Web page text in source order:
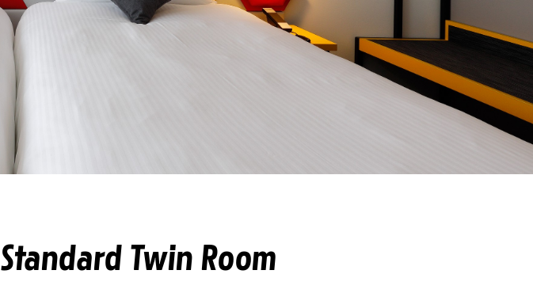
Standard Twin Room